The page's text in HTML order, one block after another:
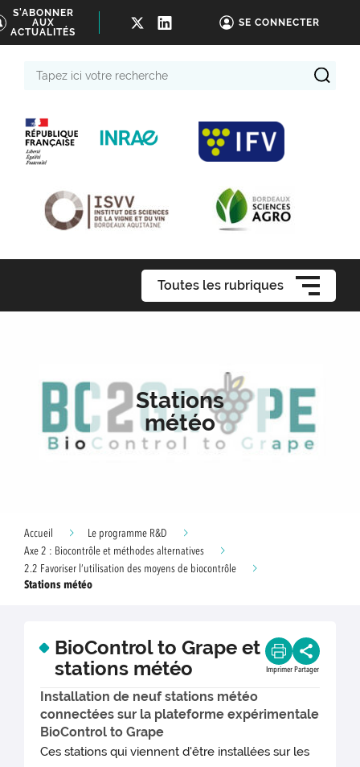
S'ABONNER
AUX
ACTUALITÉS
SE CONNECTER
Toutes les rubriques
Stations
météo
Accueil
Le programme R&D
Axe 2 : Biocontrôle et méthodes alternatives
2.2 Favoriser l’utilisation des moyens de biocontrôle
Stations météo
BioControl to Grape et
stations météo
Imprimer Partager
Installation de neuf stations météo
connectées sur la plateforme expérimentale
BioControl to Grape
Ces stations qui viennent d'être installées sur les